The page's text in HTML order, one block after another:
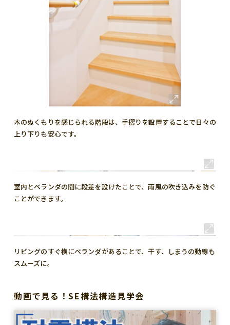
木のぬくもりを感じられる階段は、手摺りを設置することで日々の
上り下りも安心です。
室内とベランダの間に段差を設けたことで、雨風の吹き込みを防ぐ
ことができます。
リビングのすぐ横にベランダがあることで、干す、しまうの動線も
スムーズに。
動画で見る！SE構法構造見学会